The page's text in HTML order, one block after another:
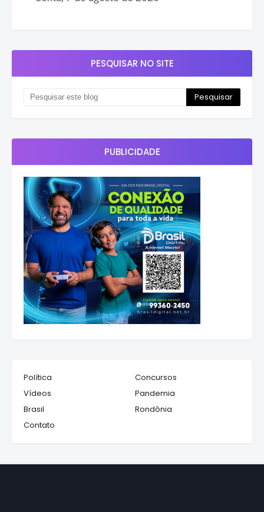
PESQUISAR NO SITE
PUBLICIDADE
Política
Concursos
Vídeos
Pandemia
Brasil
Rondônia
Contato